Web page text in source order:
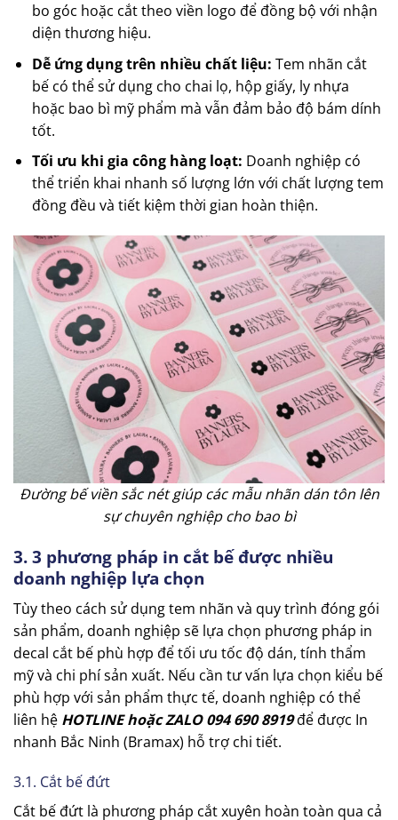
bo góc hoặc cắt theo viền logo để đồng bộ với nhận
diện thương hiệu.
Dễ ứng dụng trên nhiều chất liệu: Tem nhãn cắt
bế có thể sử dụng cho chai lọ, hộp giấy, ly nhựa
hoặc bao bì mỹ phẩm mà vẫn đảm bảo độ bám dính
tốt.
Tối ưu khi gia công hàng loạt: Doanh nghiệp có
thể triển khai nhanh số lượng lớn với chất lượng tem
đồng đều và tiết kiệm thời gian hoàn thiện.
Đường bế viền sắc nét giúp các mẫu nhãn dán tôn lên
sự chuyên nghiệp cho bao bì
3. 3 phương pháp in cắt bế được nhiều
doanh nghiệp lựa chọn
Tùy theo cách sử dụng tem nhãn và quy trình đóng gói
sản phẩm, doanh nghiệp sẽ lựa chọn phương pháp in
decal cắt bế phù hợp để tối ưu tốc độ dán, tính thẩm
mỹ và chi phí sản xuất. Nếu cần tư vấn lựa chọn kiểu bế
phù hợp với sản phẩm thực tế, doanh nghiệp có thể
liên hệ HOTLINE hoặc ZALO 094 690 8919để được In
nhanh Bắc Ninh (Bramax) hỗ trợ chi tiết.
3.1. Cắt bế đứt
Cắt bế đứt là phương pháp cắt xuyên hoàn toàn qua cả